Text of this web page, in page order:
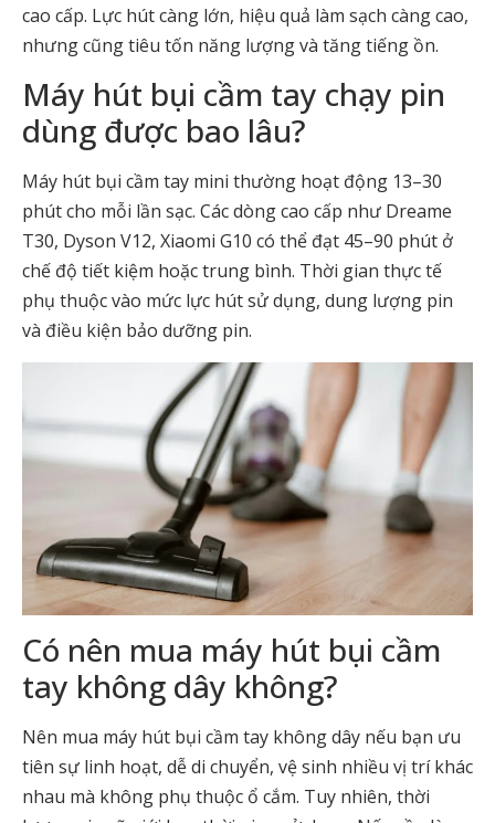
cao cấp. Lực hút càng lớn, hiệu quả làm sạch càng cao,
nhưng cũng tiêu tốn năng lượng và tăng tiếng ồn.
Máy hút bụi cầm tay chạy pin
dùng được bao lâu?
Máy hút bụi cầm tay mini thường hoạt động 13–30
phút cho mỗi lần sạc. Các dòng cao cấp như Dreame
T30, Dyson V12, Xiaomi G10 có thể đạt 45–90 phút ở
chế độ tiết kiệm hoặc trung bình. Thời gian thực tế
phụ thuộc vào mức lực hút sử dụng, dung lượng pin
và điều kiện bảo dưỡng pin.
Có nên mua máy hút bụi cầm
tay không dây không?
Nên mua máy hút bụi cầm tay không dây nếu bạn ưu
tiên sự linh hoạt, dễ di chuyển, vệ sinh nhiều vị trí khác
nhau mà không phụ thuộc ổ cắm. Tuy nhiên, thời